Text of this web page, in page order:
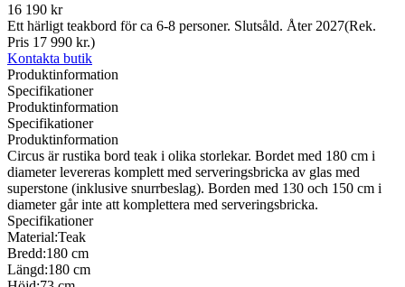
16 190 kr
Ett härligt teakbord för ca 6-8 personer. Slutsåld. Åter 2027(Rek.
Pris 17 990 kr.)
Kontakta butik
Produktinformation
Specifikationer
Produktinformation
Specifikationer
Produktinformation
Circus är rustika bord teak i olika storlekar. Bordet med 180 cm i
diameter levereras komplett med serveringsbricka av glas med
superstone (inklusive snurrbeslag). Borden med 130 och 150 cm i
diameter går inte att komplettera med serveringsbricka.
Specifikationer
Material:Teak
Bredd:180 cm
Längd:180 cm